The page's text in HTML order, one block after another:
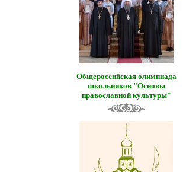
Общероссийская олимпиада
школьников "Основы
православной культуры"